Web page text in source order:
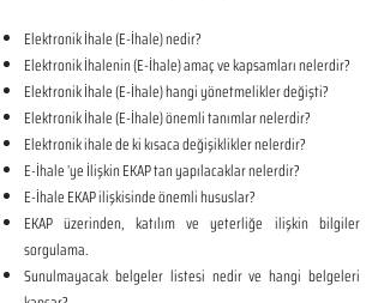
Elektronik İhale (E-İhale) nedir?
Elektronik İhalenin (E-İhale) amaç ve kapsamları nelerdir?
Elektronik İhale (E-İhale) hangi yönetmelikler değişti?
Elektronik İhale (E-İhale) önemli tanımlar nelerdir?
Elektronik ihale de ki kısaca değişiklikler nelerdir?
E-İhale ’ye İlişkin EKAP tan yapılacaklar nelerdir?
E-İhale EKAP ilişkisinde önemli hususlar?
EKAP üzerinden, katılım ve yeterliğe ilişkin bilgiler
sorgulama.
Sunulmayacak belgeler listesi nedir ve hangi belgeleri